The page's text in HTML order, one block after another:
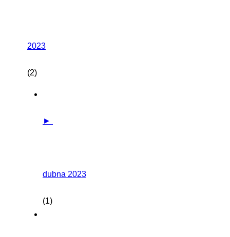
2023
(2)
►
dubna 2023
(1)